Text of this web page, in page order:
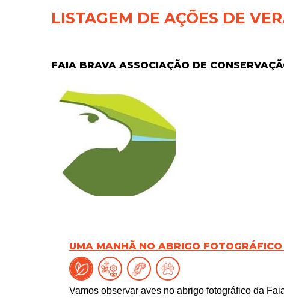
LISTAGEM DE AÇÕES DE
FAIA BRAVA ASSOCIAÇÃO DE
UMA MANHÃ NO ABRIGO
Vamos observar aves no abrigo fotográfico da